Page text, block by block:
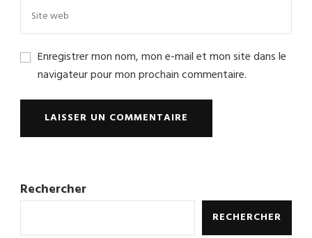
Enregistrer mon nom, mon e-mail et mon site dans le
navigateur pour mon prochain commentaire.
Rechercher
RECHERCHER